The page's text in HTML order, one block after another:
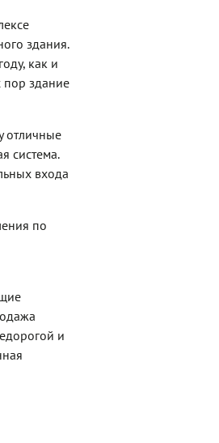
здания.
как и
пор здание
отличные
система.
входа
по
и